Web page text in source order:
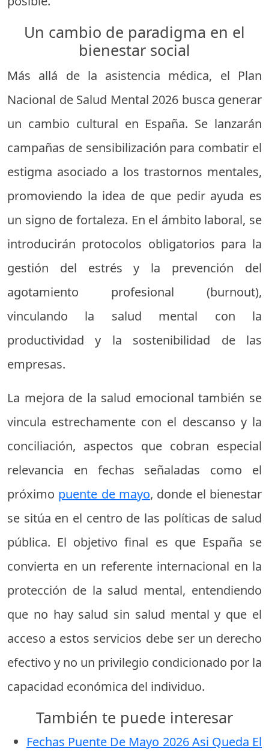
Un cambio de paradigma en el
bienestar social
Más allá de la asistencia médica, el Plan
Nacional de Salud Mental 2026 busca generar
un cambio cultural en España. Se lanzarán
campañas de sensibilización para combatir el
estigma asociado a los trastornos mentales,
promoviendo la idea de que pedir ayuda es
un signo de fortaleza. En el ámbito laboral, se
introducirán protocolos obligatorios para la
gestión del estrés y la prevención del
agotamiento profesional (burnout),
vinculando la salud mental con la
productividad y la sostenibilidad de las
empresas.
La mejora de la salud emocional también se
vincula estrechamente con el descanso y la
conciliación, aspectos que cobran especial
relevancia en fechas señaladas como el
próximo puente de mayo, donde el bienestar
se sitúa en el centro de las políticas de salud
pública. El objetivo final es que España se
convierta en un referente internacional en la
protección de la salud mental, entendiendo
que no hay salud sin salud mental y que el
acceso a estos servicios debe ser un derecho
efectivo y no un privilegio condicionado por la
capacidad económica del individuo.
También te puede interesar
Fechas Puente De Mayo 2026 Asi Queda El